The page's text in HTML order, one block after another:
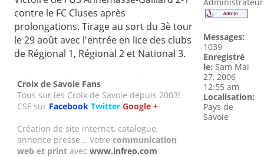
contre le FC Cluses après
prolongations. Tirage au sort du 3è tour
le 29 août avec l'entrée en lice des clubs
de Régional 1, Régional 2 et National 3.
Croix de Savoie Fans
Tous sur les Croix de Savoie depuis 2003!
CSF sur Facebook Twitter Google +
Création de site internet, catalogue,
annonce presse... Votrecommunication
web et print avecwww.infreo.com
Messages:
1039
Enregistré
le: Sam Mai
27, 2006
12:55 am
Localisation:
Pays de
Savoie